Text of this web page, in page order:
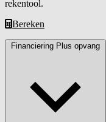
rekentool.
Bereken
Financiering Plus opvang